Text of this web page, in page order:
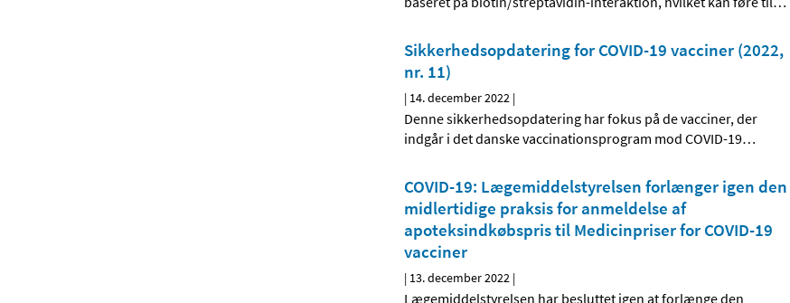
Sikkerhedsopdatering for COVID-19 vacciner (2022,
nr. 11)
| 14. december 2022 |
Denne sikkerhedsopdatering har fokus på de vacciner, der
indgår i det danske vaccinationsprogram mod COVID-19…
COVID-19: Lægemiddelstyrelsen forlænger igen den
midlertidige praksis for anmeldelse af
apoteksindkøbspris til Medicinpriser for COVID-19
vacciner
| 13. december 2022 |
Lægemiddelstyrelsen har besluttet igen at forlænge den